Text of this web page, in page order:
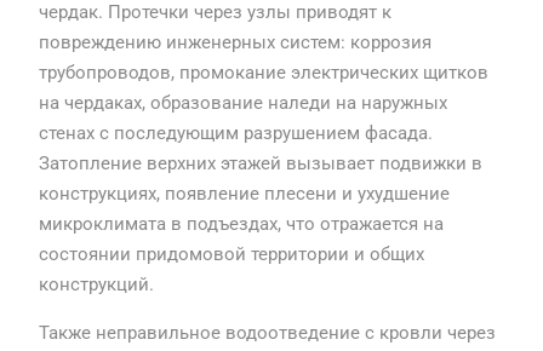
чердак. Протечки через узлы приводят к
повреждению инженерных систем: коррозия
трубопроводов, промокание электрических щитков
на чердаках, образование наледи на наружных
стенах с последующим разрушением фасада.
Затопление верхних этажей вызывает подвижки в
конструкциях, появление плесени и ухудшение
микроклимата в подъездах, что отражается на
состоянии придомовой территории и общих
конструкций.
Также неправильное водоотведение с кровли через